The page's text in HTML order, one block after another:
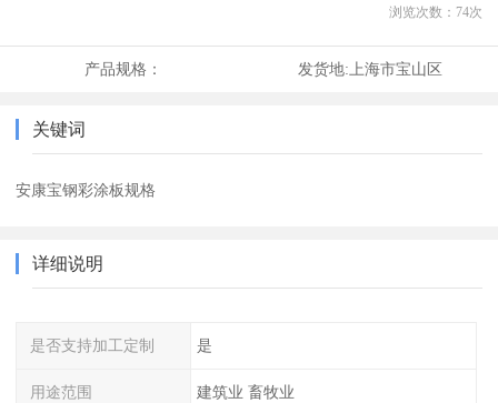
浏览次数： 74次
产品规格： 发货地:上海市宝山区
关键词
安康宝钢彩涂板规格
详细说明
是否支持加工定制 是
用途范围 建筑业 畜牧业